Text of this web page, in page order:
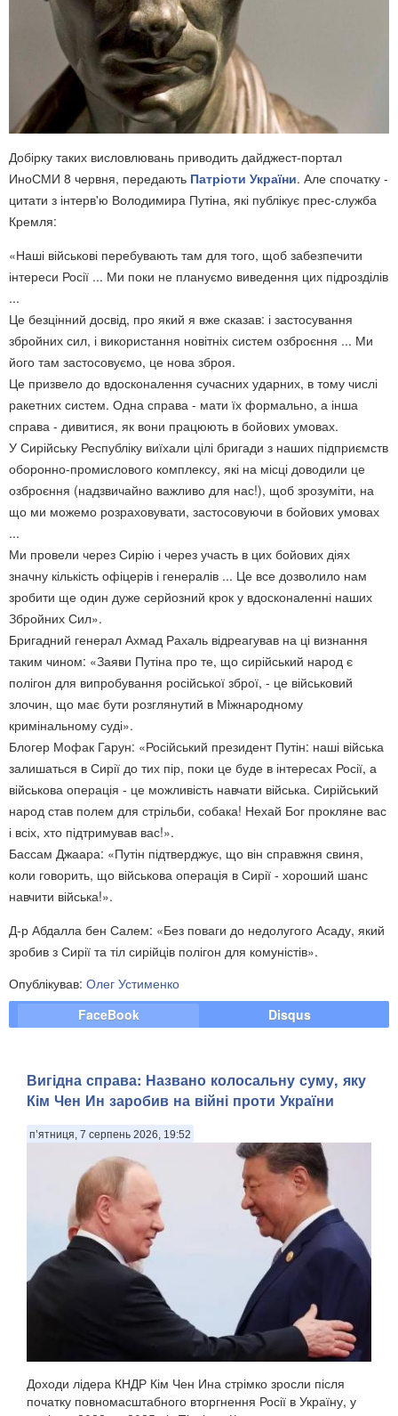
Добірку таких висловлювань приводить дайджест-портал
ИноСМИ 8 червня, передають Патріоти України. Але спочатку -
цитати з інтерв'ю Володимира Путіна, які публікує прес-служба
Кремля:
«Наші військові перебувають там для того, щоб забезпечити
інтереси Росії ... Ми поки не плануємо виведення цих підрозділів
...
Це безцінний досвід, про який я вже сказав: і застосування
збройних сил, і використання новітніх систем озброєння ... Ми
його там застосовуємо, це нова зброя.
Це призвело до вдосконалення сучасних ударних, в тому числі
ракетних систем. Одна справа - мати їх формально, а інша
справа - дивитися, як вони працюють в бойових умовах.
У Сирійську Республіку виїхали цілі бригади з наших підприємств
оборонно-промислового комплексу, які на місці доводили це
озброєння (надзвичайно важливо для нас!), щоб зрозуміти, на
що ми можемо розраховувати, застосовуючи в бойових умовах
...
Ми провели через Сирію і через участь в цих бойових діях
значну кількість офіцерів і генералів ... Це все дозволило нам
зробити ще один дуже серйозний крок у вдосконаленні наших
Збройних Сил».
Бригадний генерал Ахмад Рахаль відреагував на ці визнання
таким чином: «Заяви Путіна про те, що сирійський народ є
полігон для випробування російської зброї, - це військовий
злочин, що має бути розглянутий в Міжнародному
кримінальному суді».
Блогер Мофак Гарун: «Російський президент Путін: наші війська
залишаться в Сирії до тих пір, поки це буде в інтересах Росії, а
військова операція - це можливість навчати війська. Сирійський
народ став полем для стрільби, собака! Нехай Бог прокляне вас
і всіх, хто підтримував вас!».
Бассам Джаара: «Путін підтверджує, що він справжня свиня,
коли говорить, що військова операція в Сирії - хороший шанс
навчити війська!».
Д-р Абдалла бен Салем: «Без поваги до недолугого Асаду, який
зробив з Сирії та тіл сирійців полігон для комуністів».
Опублікував: Олег Устименко
FaceBook
Disqus
Вигідна справа: Названо колосальну суму, яку
Кім Чен Ин заробив на війні проти України
п’ятниця, 7 серпень 2026, 19:52
Доходи лідера КНДР Кім Чен Ина стрімко зросли після
початку повномасштабного вторгнення Росії в Україну, у